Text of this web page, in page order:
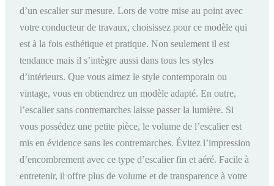
d’un escalier sur mesure. Lors de votre mise au point avec
votre conducteur de travaux, choisissez pour ce modèle qui
est à la fois esthétique et pratique. Non seulement il est
tendance mais il s’intègre aussi dans tous les styles
d’intérieurs. Que vous aimez le style contemporain ou
vintage, vous en obtiendrez un modèle adapté. En outre,
l’escalier sans contremarches laisse passer la lumière. Si
vous possédez une petite pièce, le volume de l’escalier est
mis en évidence sans les contremarches. Évitez l’impression
d’encombrement avec ce type d’escalier fin et aéré. Facile à
entretenir, il offre plus de volume et de transparence à votre